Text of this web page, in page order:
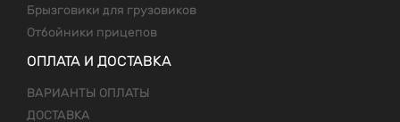
Брызговики для грузовиков
Отбойники прицепов
ОПЛАТА И ДОСТАВКА
ВАРИАНТЫ ОПЛАТЫ
ДОСТАВКА